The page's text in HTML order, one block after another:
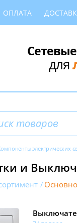
ОПЛАТА
для
электрических
и